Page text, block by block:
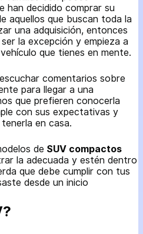
han decidido comprar su
aquellos que buscan toda la
una adquisición, entonces
la excepción y empieza a
que tienes en mente.
comentarios sobre
para llegar a una
que prefieren conocerla
con sus expectativas y
en casa.
de SUV compactos
la adecuada y estén dentro
que debe cumplir con tus
desde un inicio